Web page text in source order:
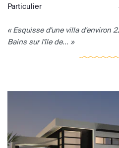
Particulier
« Esquisse d'une villa d'environ
Bains sur l'île de... »